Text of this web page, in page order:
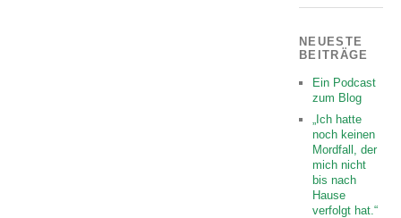
NEUESTE
BEITRÄGE
Ein Podcast
zum Blog
„Ich hatte
noch keinen
Mordfall, der
mich nicht
bis nach
Hause
verfolgt hat.“